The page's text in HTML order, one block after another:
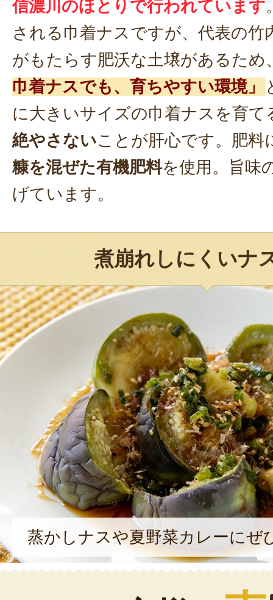
信濃川のほとりで行われています
される巾着ナスですが、代表の竹
がもたらす肥沃な土壌があるため
巾着ナスでも、育ちやすい環境」
に大きいサイズの巾着ナスを育て
絶やさないことが肝心です。肥料
糠を混ぜた有機肥料を使用。旨味
げています。
煮崩れしにくいナ
蒸かしナスや夏野菜カレーにぜ